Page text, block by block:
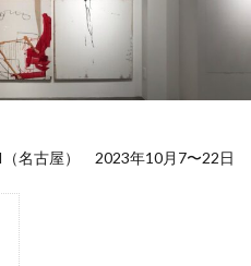
（名古屋） 2023年10月7〜22日